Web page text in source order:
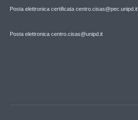
Posta elettronica certificata centro.cisas@pec.unipd.it
Posta elettronica centro.cisas@unipd.it